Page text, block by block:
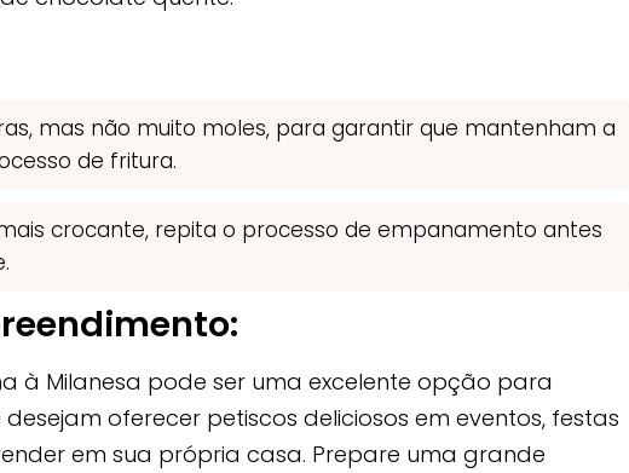
mas não muito moles, para garantir que mantenham a
de fritura.
crocante, repita o processo de empanamento antes
à Milanesa pode ser uma excelente opção para
oferecer petiscos deliciosos em eventos, festas
em sua própria casa. Prepare uma grande